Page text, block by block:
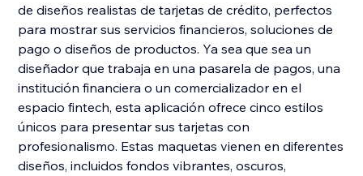
de diseños realistas de tarjetas de crédito, perfectos
para mostrar sus servicios financieros, soluciones de
pago o diseños de productos. Ya sea que sea un
diseñador que trabaja en una pasarela de pagos, una
institución financiera o un comercializador en el
espacio fintech, esta aplicación ofrece cinco estilos
únicos para presentar sus tarjetas con
profesionalismo. Estas maquetas vienen en diferentes
diseños, incluidos fondos vibrantes, oscuros,